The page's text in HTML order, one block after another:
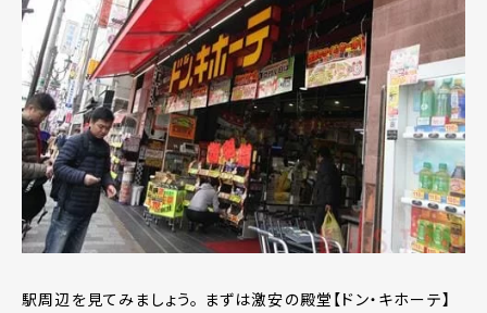
駅周辺を見てみましょう。 まずは激安の殿堂【ドン・キホーテ】